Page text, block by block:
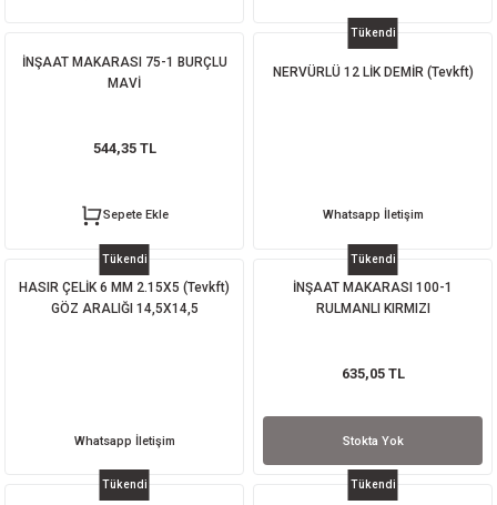
İNŞAAT MAKARASI 75-1 BURÇLU
MAVİ
544,35 TL
Sepete Ekle
Tükendi
NERVÜRLÜ 12 LİK DEMİR (Tevkft)
Whatsapp İletişim
Tükendi
HASIR ÇELİK 6 MM 2.15X5 (Tevkft)
GÖZ ARALIĞI 14,5X14,5
Whatsapp İletişim
Tükendi
İNŞAAT MAKARASI 100-1
RULMANLI KIRMIZI
635,05 TL
Stokta Yok
Tükendi Tükendi